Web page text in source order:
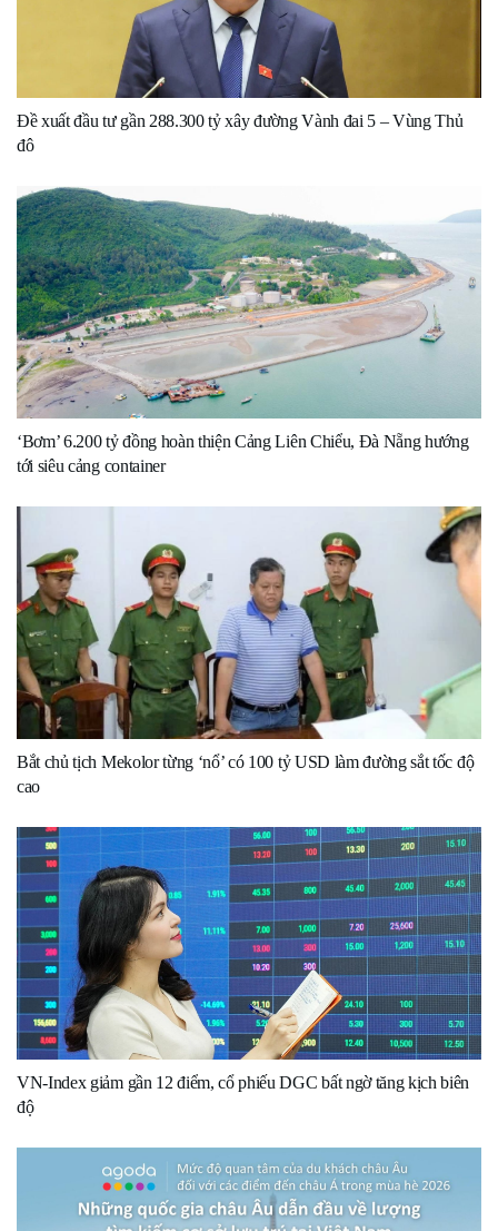
Đề xuất đầu tư gần 288.300 tỷ xây đường Vành đai 5 – Vùng Thủ
đô
‘Bơm’ 6.200 tỷ đồng hoàn thiện Cảng Liên Chiểu, Đà Nẵng hướng
tới siêu cảng container
Bắt chủ tịch Mekolor từng ‘nổ’ có 100 tỷ USD làm đường sắt tốc độ
cao
VN-Index giảm gần 12 điểm, cổ phiếu DGC bất ngờ tăng kịch biên
độ